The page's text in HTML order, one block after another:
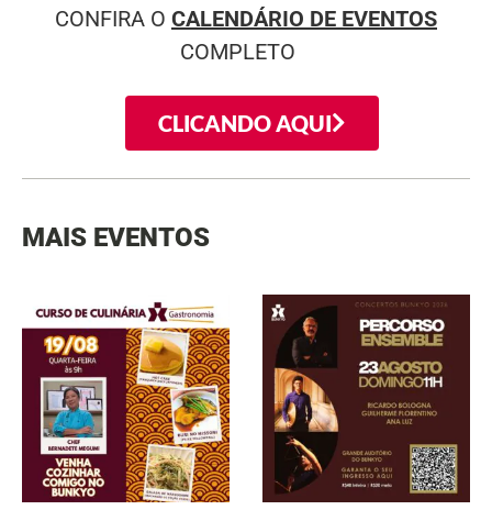
CONFIRA O CALENDÁRIO DE EVENTOS
COMPLETO
CLICANDO AQUI
MAIS EVENTOS